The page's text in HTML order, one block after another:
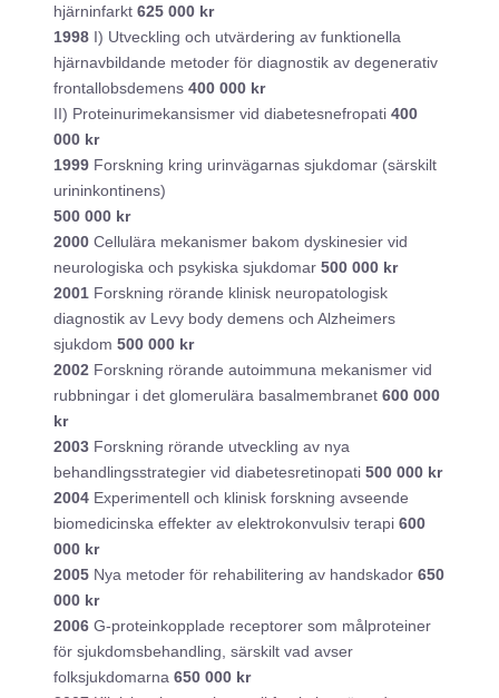
hjärninfarkt 625 000 kr
1998 I) Utveckling och utvärdering av funktionella
hjärnavbildande metoder för diagnostik av degenerativ
frontallobsdemens 400 000 kr
II) Proteinurimekansismer vid diabetesnefropati 400
000 kr
1999 Forskning kring urinvägarnas sjukdomar (särskilt
urininkontinens)
500 000 kr
2000 Cellulära mekanismer bakom dyskinesier vid
neurologiska och psykiska sjukdomar 500 000 kr
2001 Forskning rörande klinisk neuropatologisk
diagnostik av Levy body demens och Alzheimers
sjukdom 500 000 kr
2002 Forskning rörande autoimmuna mekanismer vid
rubbningar i det glomerulära basalmembranet 600 000
kr
2003 Forskning rörande utveckling av nya
behandlingsstrategier vid diabetesretinopati 500 000 kr
2004 Experimentell och klinisk forskning avseende
biomedicinska effekter av elektrokonvulsiv terapi 600
000 kr
2005 Nya metoder för rehabilitering av handskador 650
000 kr
2006 G-proteinkopplade receptorer som målproteiner
för sjukdomsbehandling, särskilt vad avser
folksjukdomarna 650 000 kr